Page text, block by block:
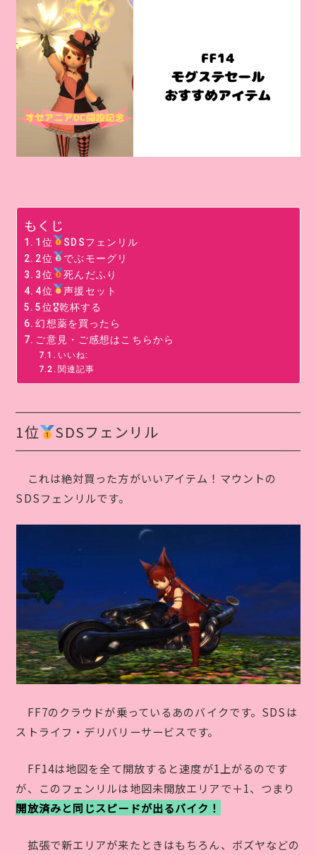
もくじ
1位
SDSフェンリル
2位
でぶモーグリ
3位
死んだふり
4位
声援セット
5位🎖乾杯する
幻想薬を買ったら
ご意見・ご感想はこちらから
いいね:
関連記事
1位 SDSフェンリル
これは絶対買った方がいいアイテム！マウントの
SDSフェンリルです。
FF7のクラウドが乗っているあのバイクです。SDSは
ストライフ・デリバリーサービスです。
FF14は地図を全て開放すると速度が1上がるのです
が、このフェンリルは地図未開放エリアで＋1、つまり
開放済みと同じスピードが出るバイク！
拡張で新エリアが来たときはもちろん、ボズヤなどの